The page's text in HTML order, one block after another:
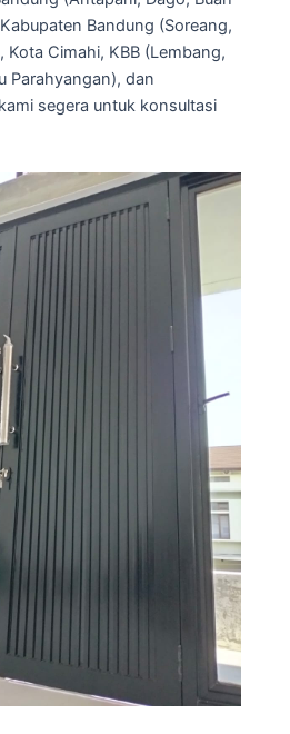
Bandung (Soreang,
Kota Cimahi, KBB (Lembang,
Parahyangan), dan
segera untuk konsultasi